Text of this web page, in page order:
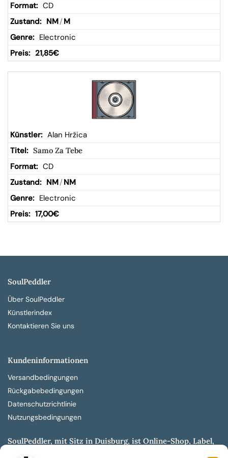
CD
NM/ M
Electronic
21,85€
Alan Hržica
Samo Za Tebe
CD
NM/ NM
Electronic
17,00€
SoulPeddler
Über SoulPeddler
Künstlerindex
Kontaktieren Sie uns
Kundeninformationen
Versandbedingungen
Rückgabebedingungen
Datenschutzrichtlinie
Nutzungsbedingungen
SoulPeddler, mit Sitz in Duisburg, ist Online-Shop, Label,